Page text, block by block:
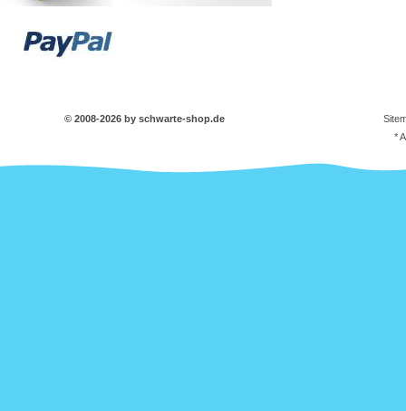
© 2008-2026 by schwarte-shop.de
*